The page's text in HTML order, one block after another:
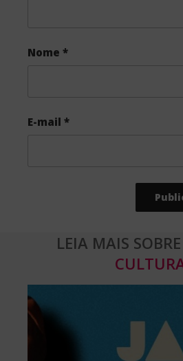
Nome *
E-mail *
LEIA MAIS SOBRE